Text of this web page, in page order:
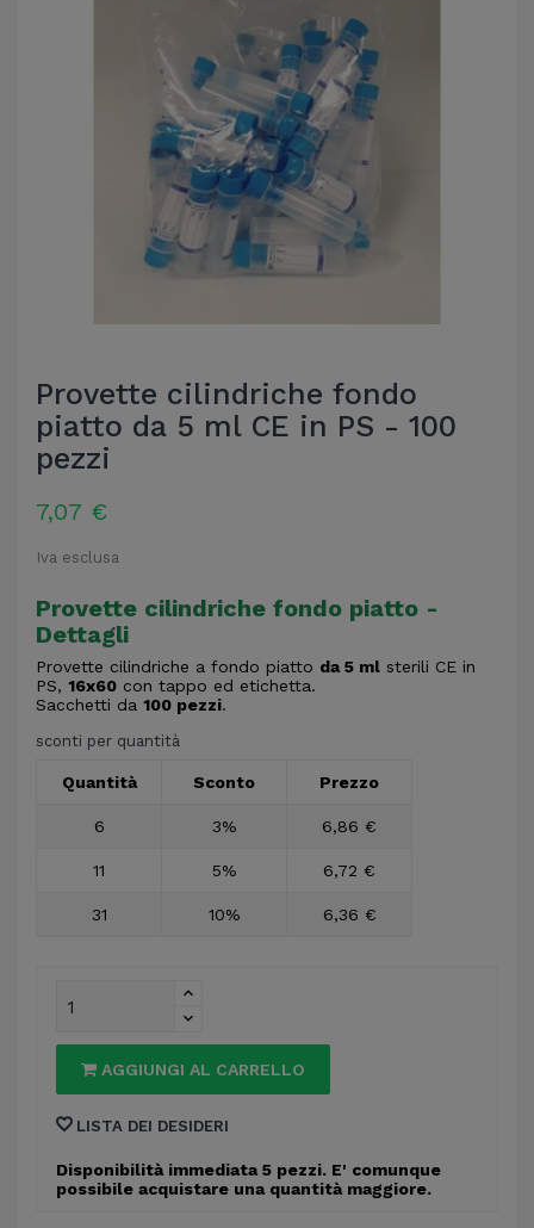
Provette cilindriche fondo
piatto da 5 ml CE in PS - 100
pezzi
7,07 €
Iva esclusa
Provette cilindriche fondo piatto -
Dettagli
Provette cilindriche a fondo piatto da 5 ml sterili CE in
PS, 16x60 con tappo ed etichetta.
Sacchetti da 100 pezzi.
sconti per quantità
Quantità Sconto Prezzo
6 3% 6,86 €
11 5% 6,72 €
31 10% 6,36 €
AGGIUNGI AL CARRELLO
LISTA DEI DESIDERI
Disponibilità immediata 5 pezzi. E' comunque
possibile acquistare una quantità maggiore.